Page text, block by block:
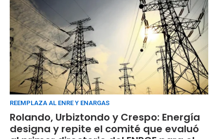
REEMPLAZA AL ENRE Y ENARGAS
Rolando, Urbiztondo y Crespo: Energía
designa y repite el comité que evaluó